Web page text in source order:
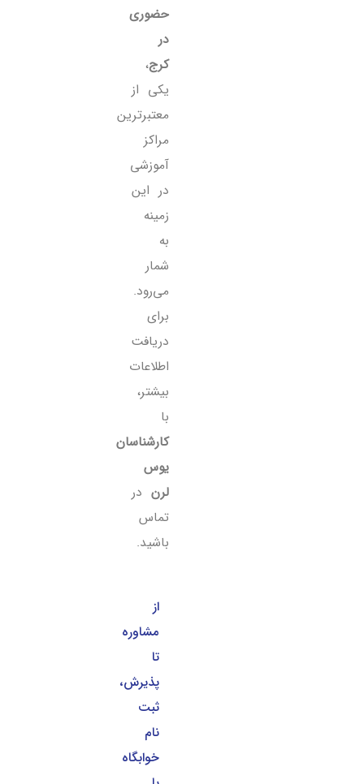
حضوری
در
کرج،
یکی از
معتبرترین
مراکز
آموزشی
در این
زمینه
به
شمار
می‌رود.
برای
دریافت
اطلاعات
بیشتر،
با
کارشناسان
یوس
لرن در
تماس
باشید.
از
مشاوره
تا
پذیرش،
ثبت
نام
خوابگاه